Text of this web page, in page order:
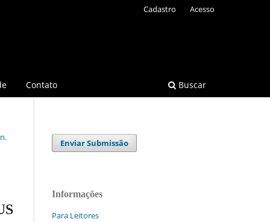
Contato Buscar
Cadastro Acesso
Enviar Submissão
Informações
Para Leitores